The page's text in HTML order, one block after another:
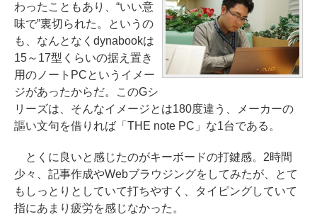
わったこともあり、“いい意
味で”裏切られた。というの
も、なんとなくdynabookは
15～17型くらいの据え置き
用のノートPCというイメー
ジがあったからだ。このGシ
リーズは、そんなイメージとは180度違う、メーカーの
謳い文句を借りれば「THE note PC」な1台である。
とくに良いと感じたのがキーボードの打鍵感。2時間
少々、記事作成やWebブラウジングをしてみたが、とて
もしっとりとしていて打ちやすく、タイピングしていて
指にあまり疲労を感じなかった。